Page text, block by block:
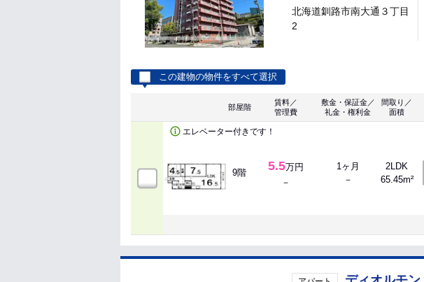
北海道釧路市南大通３丁目
2
この建物の物件をすべて選択
部屋階
賃料／
管理費
敷金・保証金／
礼金・権利金
間取り／
面積
エレベーター付きです！
9階 5.5万円
－
1ヶ月
－
2LDK
65.45m²